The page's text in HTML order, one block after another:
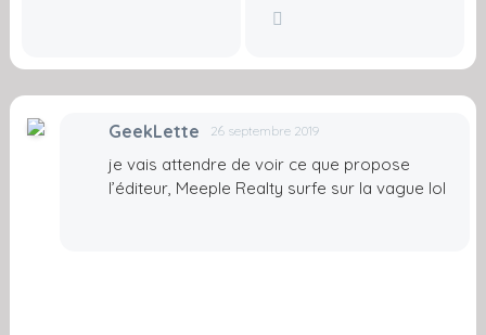
GeekLette 26 septembre 2019
je vais attendre de voir ce que propose
l’éditeur, Meeple Realty surfe sur la vague lol